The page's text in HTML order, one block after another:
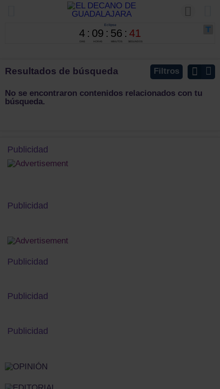
Filtros
Resultados de búsqueda
No se encontraron contenidos relacionados con tu
búsqueda.
Publicidad
Publicidad
Publicidad
Publicidad
Publicidad